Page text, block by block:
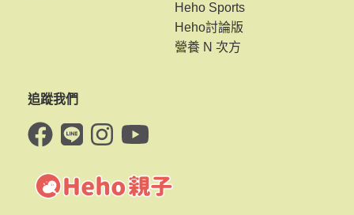
Heho Sports
Heho討論版
營養 N 次方
追蹤我們